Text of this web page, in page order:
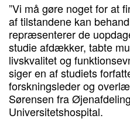
”Vi må gøre noget for at
af tilstandene kan
repræsenterer de
studie afdækker, tabte
livskvalitet og
siger en af studiets
forskningsleder og
Sørensen fra
Universitetshospital.